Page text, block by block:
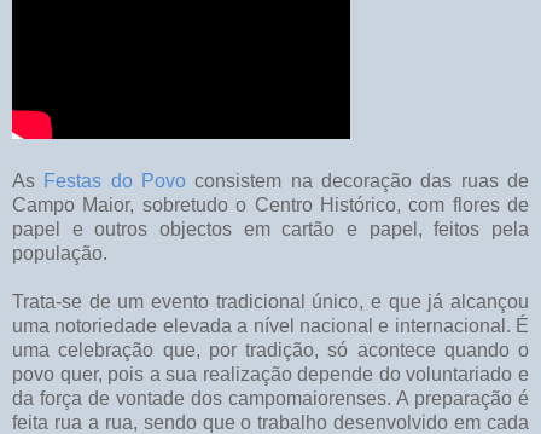
As Festas do Povo consistem na decoração das ruas de
Campo Maior, sobretudo o Centro Histórico, com flores de
papel e outros objectos em cartão e papel, feitos pela
população.
Trata-se de um evento tradicional único, e que já alcançou
uma notoriedade elevada a nível nacional e internacional. É
uma celebração que, por tradição, só acontece quando o
povo quer, pois a sua realização depende do voluntariado e
da força de vontade dos campomaiorenses. A preparação é
feita rua a rua, sendo que o trabalho desenvolvido em cada